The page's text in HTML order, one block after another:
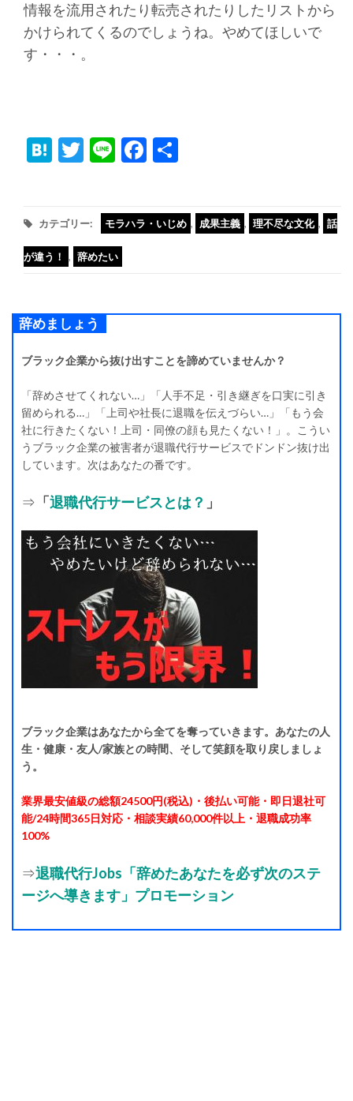
情報を流用されたり転売されたりしたリストから
かけられてくるのでしょうね。やめてほしいで
す・・・。
Hatena
Twitter
LineFacebook
カテゴリー: モラハラ・いじめ , 成果主義 , 理不尽な文化 , 話
が違う！ , 辞めたい
辞めましょう
ブラック企業から抜け出すことを諦めていませんか？
「辞めさせてくれない…」「人手不足・引き継ぎを口実に引き
留められる…」「上司や社長に退職を伝えづらい…」「もう会
社に行きたくない！上司・同僚の顔も見たくない！」。こうい
うブラック企業の被害者が退職代行サービスでドンドン抜け出
しています。次はあなたの番です。
⇒ 「退職代行サービスとは？ 」
ブラック企業はあなたから全てを奪っていきます。あなたの人
生・健康・友人/家族との時間、そして笑顔を取り戻しましょ
う。
業界最安値級の総額24500円(税込)・後払い可能・即日退社可
能/24時間365日対応・相談実績60,000件以上・退職成功率
100%
⇒退職代行Jobs「辞めたあなたを必ず次のステ
ージへ導きます」プロモーション